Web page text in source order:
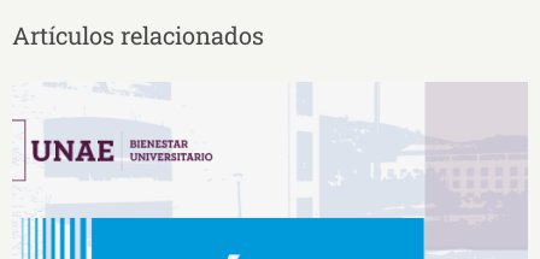
Artículos relacionados